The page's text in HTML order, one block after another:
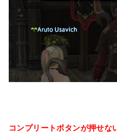
コンプリートボタンが押せな